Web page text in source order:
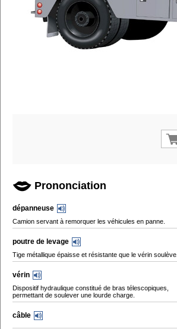
Prononciation
dépanneuse
Camion servant à remorquer les véhicules en panne.
poutre de levage
Tige métallique épaisse et résistante que le vérin soulève.
vérin
Dispositif hydraulique constitué de bras télescopiques,
permettant de soulever une lourde charge.
câble